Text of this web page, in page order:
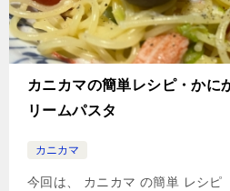
カニカマの簡単レシピ・かに
リームパスタ
カニカマ
今回は、 カニカマ の簡単 レシピ